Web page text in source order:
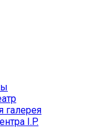
галерея
I.P.